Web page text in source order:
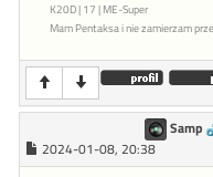
K20D | 17 | ME-Super
Mam Pentaksa i nie zamierzam
Samp
2024-01-08, 20:38